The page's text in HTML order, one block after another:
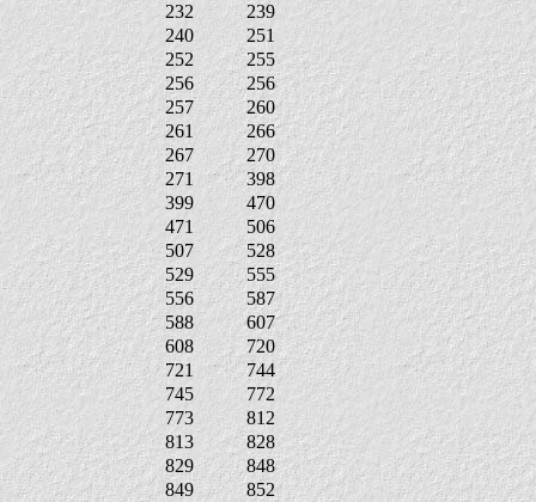
232
239
240
251
252
255
256
256
257
260
261
266
267
270
271
398
399
470
471
506
507
528
529
555
556
587
588
607
608
720
721
744
745
772
773
812
813
828
829
848
849
852